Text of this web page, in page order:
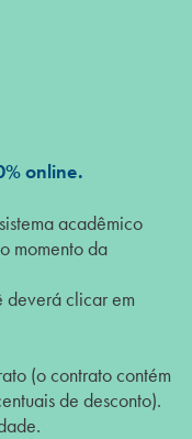
online.
acadêmico
momento da
deverá clicar em
(o contrato contém
de desconto).